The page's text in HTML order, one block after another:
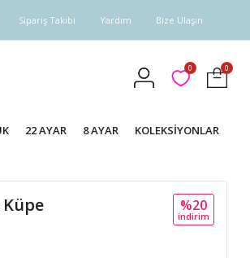
Sipariş Takibi Yardım Bize Ulaşın
0 0
22 AYAR 8 AYAR KOLEKSİYONLAR
Küpe %20
i̇ndi̇ri̇m